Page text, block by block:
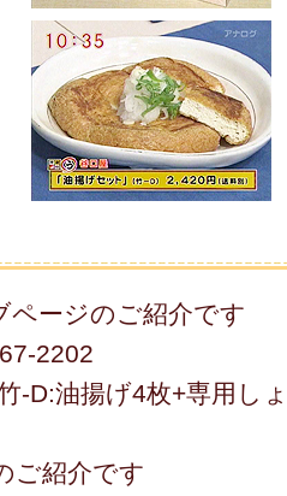
ページのご紹介です
2202
-D:油揚げ4枚+専用し
ご紹介です